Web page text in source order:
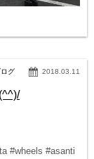
2018.03.11
ログ
#wheels #asanti